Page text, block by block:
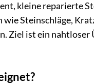
kleine reparierte
Steinschläge,
Ziel ist ein nahtloser